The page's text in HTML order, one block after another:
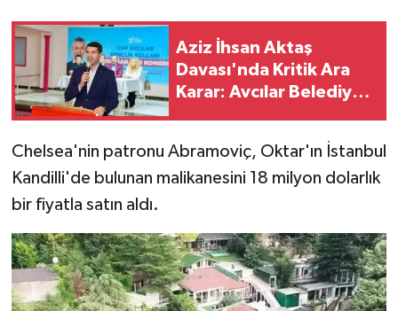
Aziz İhsan Aktaş
Davası'nda Kritik Ara
Karar: Avcılar Belediye
Tahliye, İki Başkana
Tutukluluğa Devam
Chelsea'nin patronu Abramoviç, Oktar'ın İstanbul
Kandilli'de bulunan malikanesini 18 milyon dolarlık
bir fiyatla satın aldı.